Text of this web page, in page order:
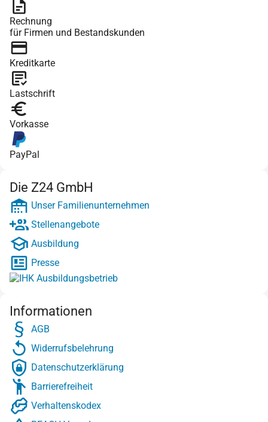
Rechnung
für Firmen und Bestandskunden
Kreditkarte
Lastschrift
Vorkasse
PayPal
Die Z24 GmbH
Unser Familienunternehmen
Stellenangebote
Ausbildung
Presse
Informationen
AGB
Widerrufsbelehrung
Datenschutzerklärung
Barrierefreiheit
Verhaltenskodex